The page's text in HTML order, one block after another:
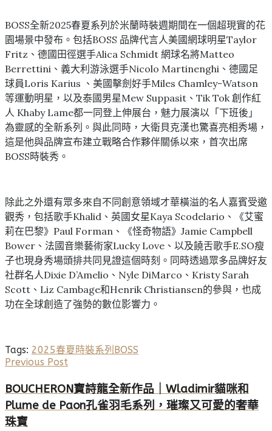
BOSS全新2025春夏系列於米蘭時裝週期間在一個超現實的花
園場景中發布。包括BOSS 品牌代言人美國網球明星Taylor
Fritz、德國田徑選手Alica Schmidt 網球名將Matteo
Berrettini、義大利游泳選手Nicolo Martinenghi、德國足
球員Loris Karius 、美國擊劍好手Miles Chamley-Watson
等運動明星，以及泰國男星Mew Suppasit、Tik Tok 創作紅
人 Khaby Lame都一同登上伸展台，魅力展演以「下班後」
為靈感的全新系列。與此同時，大衛貝克漢也驚喜亮相秀場，
這是他與品牌宣布建立戰略合作夥伴關係以來，首次出席
BOSS時裝秀。
除此之外還有眾多來自不同創意領域才華橫溢的名人嘉賓受邀
觀秀，包括歌手Khalid、英國女星Kaya Scodelario、《艾蜜
莉在巴黎》Paul Forman、《怪奇物語》Jamie Campbell
Bower、法國音樂藝術家Lucky Love、以及饒舌歌手E.SO瘦
子也現身秀場頭排共同見證這個時刻。同時透過眾多品牌好友
社群名人Dixie D’Amelio、Nyle DiMarco、Kristy Sarah
Scott、Liz Cambage和Henrik Christiansen的參與，也成
功在全球創造了強勢的數位影響力。
Tags: 2025春夏時裝系列 BOSS
Previous Post
BOUCHERON寶詩龍全新作品｜Wladimir貓咪和
Plume de Paon孔雀羽毛系列，璀璨又可愛的奢華
珠寶